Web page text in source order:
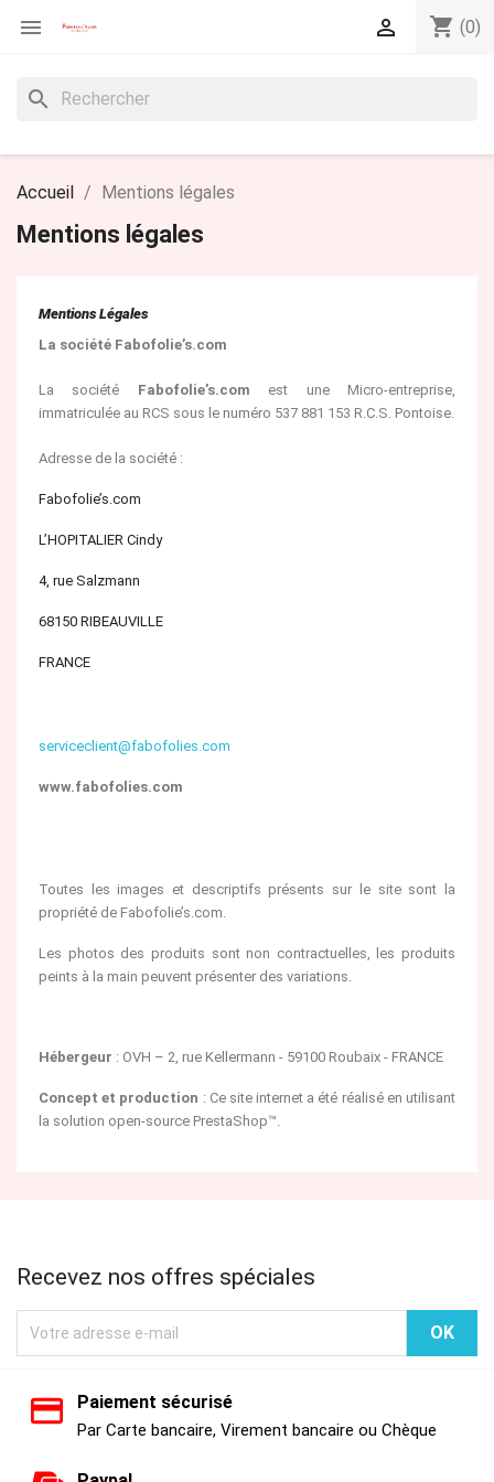
 shopping_cart (0)

search
Accueil Mentions légales
Mentions légales
Mentions Légales
La société Fabofolie’s.com
La société Fabofolie’s.com est une Micro-entreprise,
immatriculée au RCS sous le numéro 537 881 153 R.C.S. Pontoise.
Adresse de la société :
Fabofolie’s.com
L’HOPITALIER Cindy
4, rue Salzmann
68150 RIBEAUVILLE
FRANCE
serviceclient@fabofolies.com
www.fabofolies.com
Toutes les images et descriptifs présents sur le site sont la
propriété de Fabofolie’s.com.
Les photos des produits sont non contractuelles, les produits
peints à la main peuvent présenter des variations.
Hébergeur : OVH – 2, rue Kellermann - 59100 Roubaix - FRANCE
Concept et production : Ce site internet a été réalisé en utilisant
la solution open-source PrestaShop™.
Recevez nos offres spéciales
Paiement sécurisé
Par Carte bancaire, Virement bancaire ou Chèque